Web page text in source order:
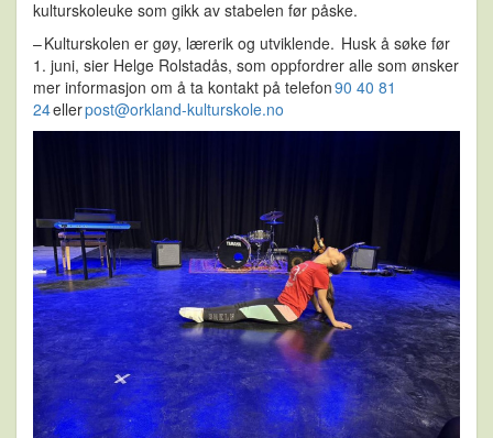
kulturskoleuke som gikk av stabelen før påske.
– Kulturskolen er gøy, lærerik og utviklende. Husk å søke før
1. juni, sier Helge Rolstadås, som oppfordrer alle som ønsker
mer informasjon om å ta kontakt på telefon90 40 81
24ellerpost@orkland-kulturskole.no